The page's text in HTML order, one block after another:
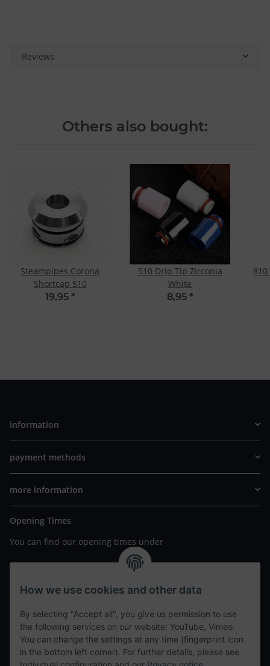
Reviews
Others also bought:
Steampipes Corona
Shortcap 510
19,95 *
510 Drip Tip Zirconia
White
8,95 *
information
payment methods
more information
Opening Times
You can find our opening times under
https://www.wannavapor.de/Filialen
your personal site
contact details
tweet
How we use cookies and other data
By selecting "Accept all", you give us permission to use
the following services on our website: YouTube, Vimeo.
You can change the settings at any time (fingerprint icon
in the bottom left corner). For further details, please see